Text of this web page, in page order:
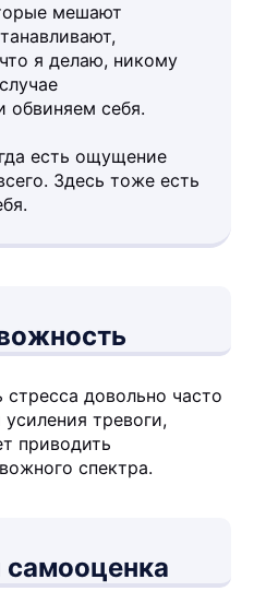
мешают
я делаю, никому
обвиняем себя.
есть ощущение
Здесь тоже есть
довольно часто
тревоги,
приводить
спектра.
самооценка